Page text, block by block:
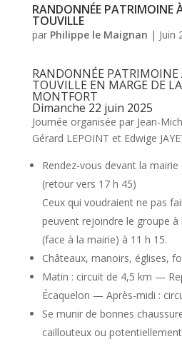
RANDONNÉE PATRIMOINE
TOUVILLE
par Philippe le Maignan | Juin
RANDONNÉE PATRIMOINE
TOUVILLE EN MARGE DE
MONTFORT
Dimanche 22 juin 2025
Journée organisée par Jean-
Gérard LEPOINT et Edwige
Rendez-vous devant la mairie
(retour vers 17 h 45)
Ceux qui voudraient ne pas
peuvent rejoindre le groupe à
(face à la mairie) à 11 h 15.
Châteaux, manoirs, églises,
Matin : circuit de 4,5 km —
Écaquelon — Après-midi :
Se munir de bonnes
caillouteux ou